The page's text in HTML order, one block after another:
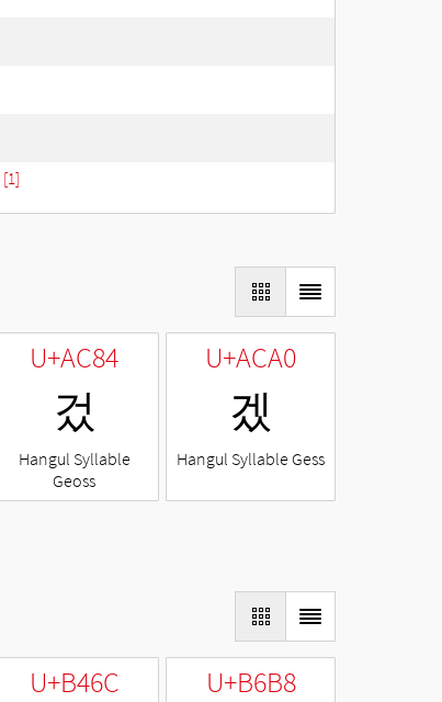
[1]
U+AC84
겄
Hangul Syllable
Geoss
U+ACA0
겠
Hangul Syllable Gess
U+B46C U+B6B8